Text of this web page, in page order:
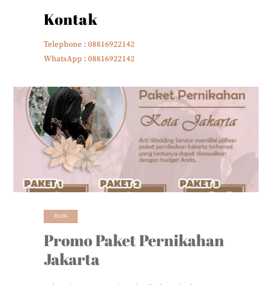
Kontak
Telephone : 08816922142
WhatsApp : 08816922142
Promo Paket Pernikahan
Jakarta
BLOG